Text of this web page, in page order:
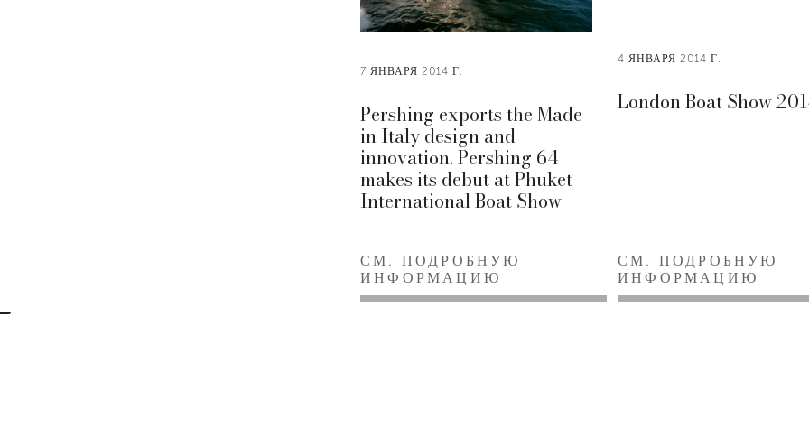
7 ЯНВАРЯ 2014 Г.
Pershing exports the Made
in Italy design and
innovation. Pershing 64
makes its debut at Phuket
International Boat Show
СМ. ПОДРОБНУЮ
ИНФОРМАЦИЮ
4 ЯНВАРЯ 2014 Г.
London Boat Show
СМ. ПОДРОБНУЮ
ИНФОРМАЦИЮ